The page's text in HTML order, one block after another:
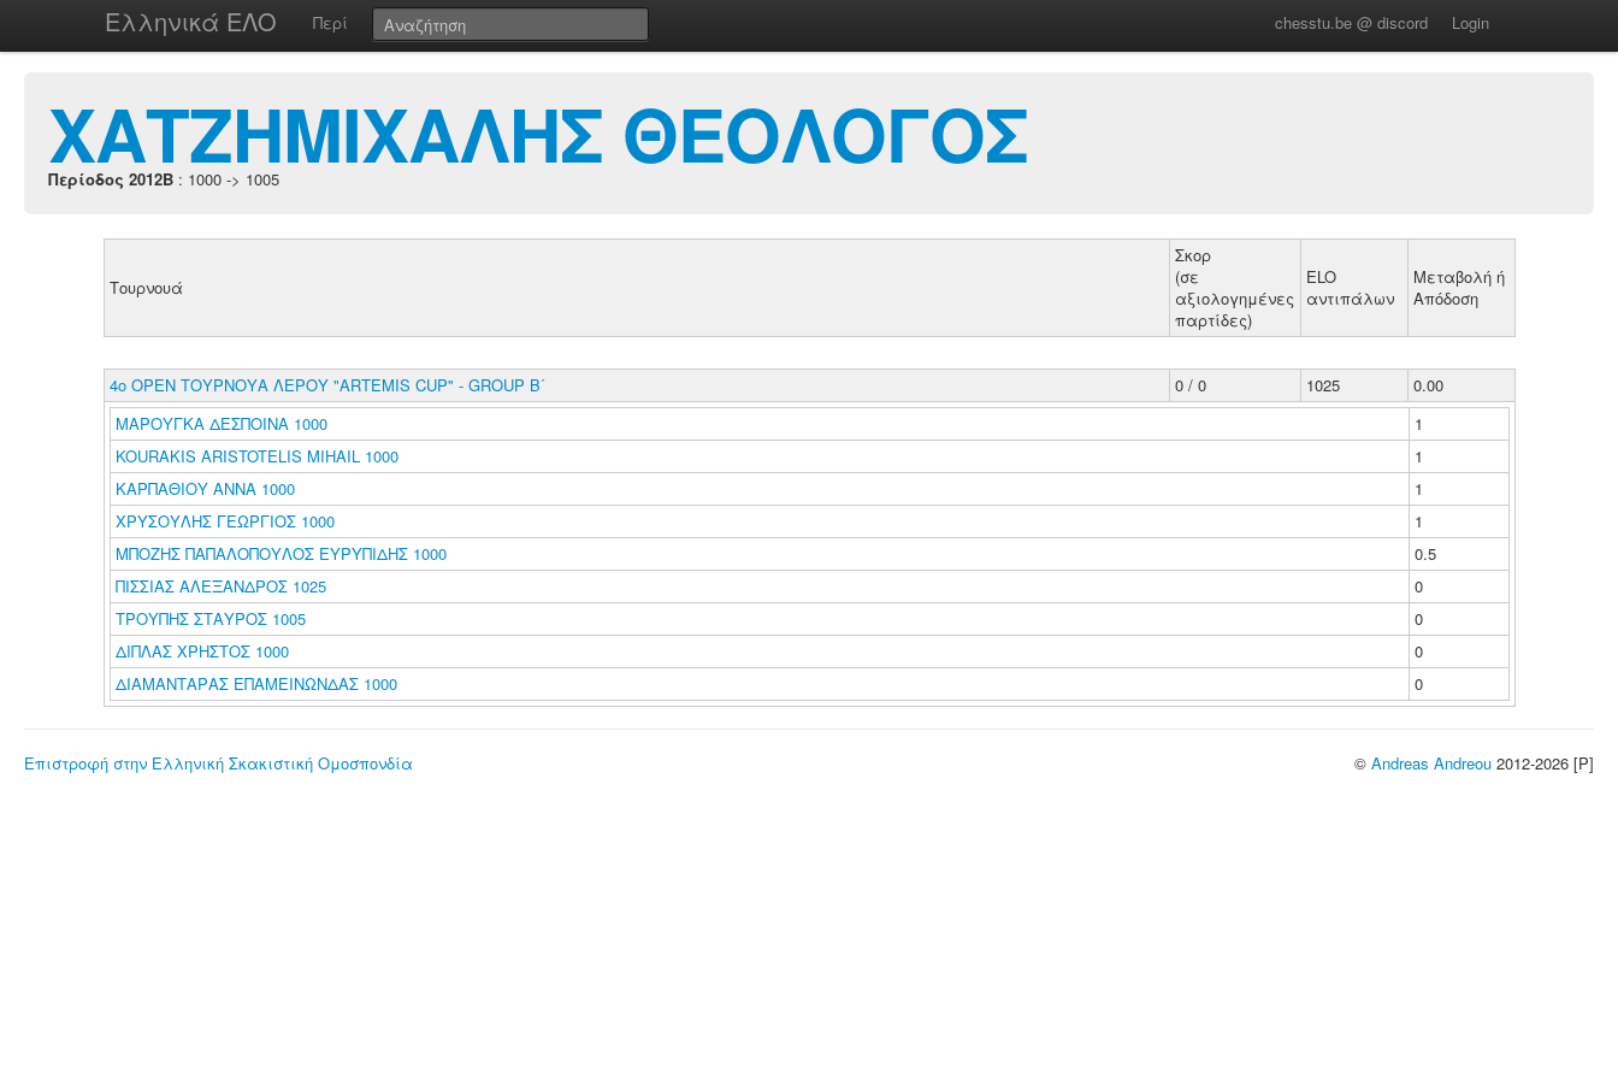
Ελληνικά ΕΛΟ Περί chesstu.be @ discord Login
ΧΑΤΖΗΜΙΧΑΛΗΣ ΘΕΟΛΟΓΟΣ
Περίοδος 2012B : 1000 -> 1005
Τουρνουά
Σκορ
(σε
αξιολογημένες
παρτίδες)
ELO
αντιπάλων
Μεταβολή ή
Απόδοση
4ο ΟΡΕΝ ΤΟΥΡΝΟΥΑ ΛΕΡΟΥ "ARTEMIS CUP" - GROUP Β΄ 0 / 0 1025
0.00
ΜΑΡΟΥΓΚΑ ΔΕΣΠΟΙΝΑ 1000
1
KOURAKIS ARISTOTELIS MIHAIL 1000
1
ΚΑΡΠΑΘΙΟΥ ΑΝΝΑ 1000
1
ΧΡΥΣΟΥΛΗΣ ΓΕΩΡΓΙΟΣ 1000
1
ΜΠΟΖΗΣ ΠΑΠΑΛΟΠΟΥΛΟΣ ΕΥΡΥΠΙΔΗΣ 1000
0.5
ΠΙΣΣΙΑΣ ΑΛΕΞΑΝΔΡΟΣ 1025
0
ΤΡΟΥΠΗΣ ΣΤΑΥΡΟΣ 1005
0
ΔΙΠΛΑΣ ΧΡΗΣΤΟΣ 1000
0
ΔΙΑΜΑΝΤΑΡΑΣ ΕΠΑΜΕΙΝΩΝΔΑΣ 1000
0
Επιστροφή στην Ελληνική Σκακιστική Ομοσπονδία © Andreas Andreou 2012-2026 [P]